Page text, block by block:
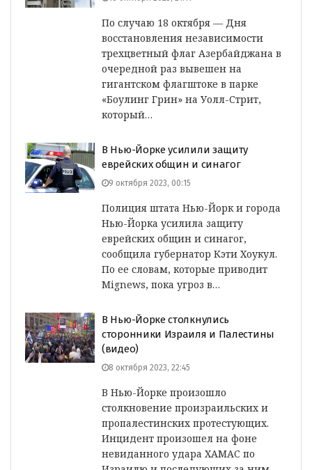
По случаю 18 октября — Дня
восстановления независимости
трехцветный флаг Азербайджана в
очередной раз вывешен на
гигантском флагштоке в парке
«Боулинг Грин» на Уолл-Стрит,
который…
В Нью-Йорке усилили защиту
еврейских общин и синагог
9 октября 2023, 00:15
Полиция штата Нью-Йорк и города
Нью-Йорка усилила защиту
еврейских общин и синагог,
сообщила губернатор Кэти Хоукул.
По ее словам, которые приводит
Mignews, пока угроз в…
В Нью-Йорке столкнулись
сторонники Израиля и Палестины
(видео)
8 октября 2023, 22:45
В Нью-Йорке произошло
столкновение произраильских и
пропалестинских протестующих.
Инцидент произошел на фоне
невиданного удара ХАМАС по